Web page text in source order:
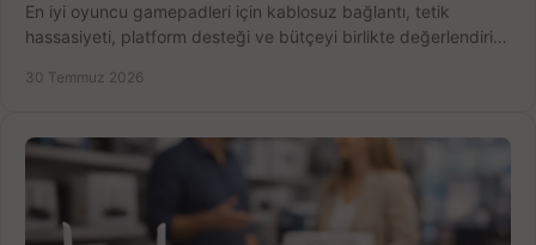
En iyi oyuncu gamepadleri için kablosuz bağlantı, tetik
hassasiyeti, platform desteği ve bütçeyi birlikte değerlendirin;
30 Temmuz 2026